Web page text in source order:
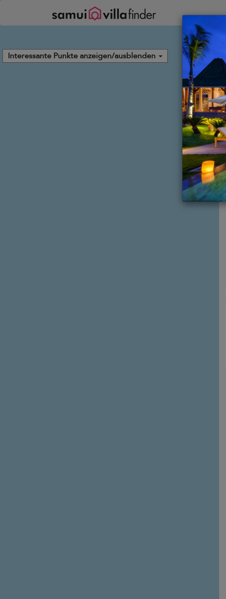
Interessante Punkte anzeigen/ausblenden